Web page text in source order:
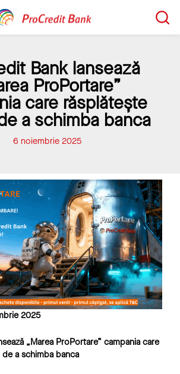
Bank lansează
ProPortare”
care răsplătește
a schimba banca
6 noiembrie 2025
2025
„Marea ProPortare” campania care
a schimba banca